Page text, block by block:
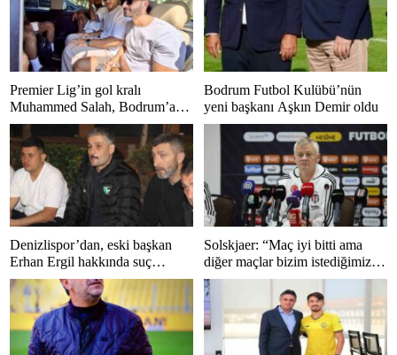
Premier Lig’in gol kralı
Muhammed Salah, Bodrum’a
hayran kaldı
Bodrum Futbol Kulübü’nün
yeni başkanı Aşkın Demir oldu
Denizlispor’dan, eski başkan
Erhan Ergil hakkında suç
duyurusu
Solskjaer: “Maç iyi bitti ama
diğer maçlar bizim istediğimiz
gibi bitmedi”